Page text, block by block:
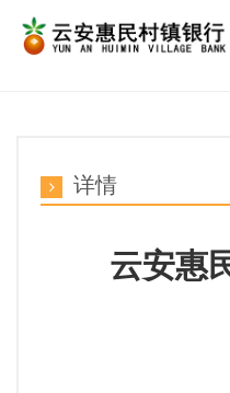
详情
云安惠